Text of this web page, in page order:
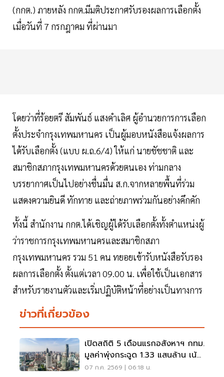
(กกต.) ภายหลัง กกต.มีมติประกาศรับรองผลการเลือกตั้ง
เมื่อวันที่ 7 กรกฎาคม ที่ผ่านมา
โดยว่าที่ร้อยตรี สัมพันธ์ แสงคำเลิศ ผู้อำนวยการการเลือก
ตั้งประจำกรุงเทพมหานคร เป็นผู้มอบหนังสือแจ้งผลการ
ได้รับเลือกตั้ง (แบบ ผ.ถ.6/4) ให้แก่ นายชัชชาติ และ
สมาชิกสภากรุงเทพมหานครด้วยตนเอง ท่ามกลาง
บรรยากาศเป็นไปอย่างชื่นมื่น ส.ก.จากหลายพื้นที่ร่วม
แสดงความยินดี ทักทาย และถ่ายภาพร่วมกันอย่างคึกคัก
ทั้งนี้ สำนักงาน กกต.ได้เชิญผู้ได้รับเลือกตั้งทั้งตำแหน่งผู้
ว่าราชการกรุงเทพมหานครและสมาชิกสภา
กรุงเทพมหานคร รวม 51 คน ทยอยเข้ารับหนังสือรับรอง
ผลการเลือกตั้ง ตั้งแต่เวลา 09.00 น. เพื่อใช้เป็นเอกสาร
สำหรับรายงานตัวและเริ่มปฏิบัติหน้าที่อย่างเป็นทางการ
ข่าวที่เกี่ยวข้อง
เปิดสถิติ 5 เดือนแรกอสังหาฯ กทม.
มูลค่าพุ่งกระฉูด 1.33 แสนล้าน เน้น
สินค้าราคาสูง
07 ก.ค. 2569 | 06:18 น.